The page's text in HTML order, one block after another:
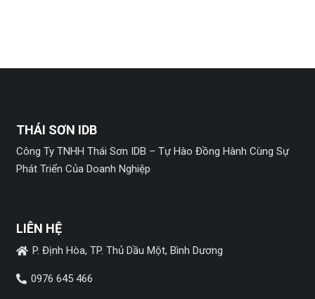
THÁI SƠN IDB
Công Ty TNHH Thái Sơn IDB – Tự Hào Đồng Hành Cùng Sự
Phát Triển Của Doanh Nghiệp
LIÊN HỆ
P. Định Hòa, TP. Thủ Dầu Một, Bình Dương
0976 645 466